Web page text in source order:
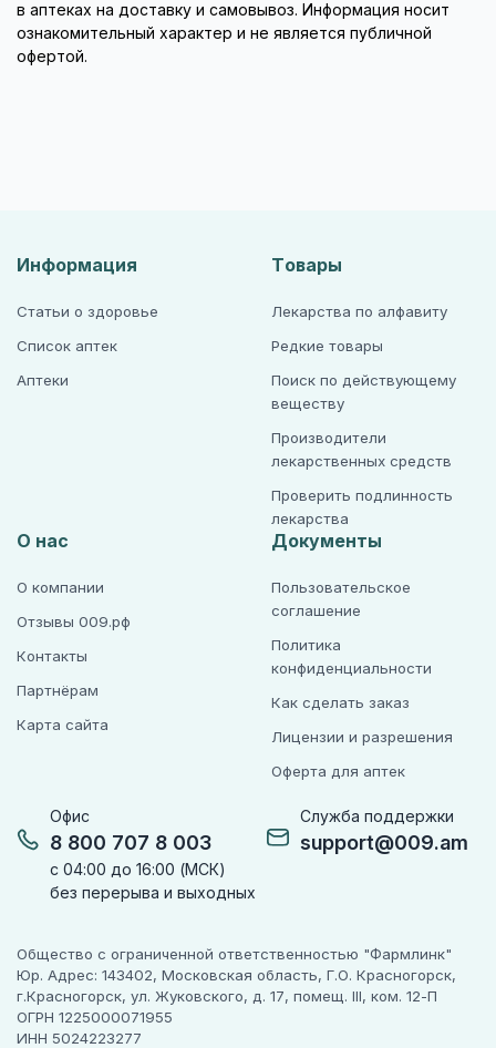
в аптеках на доставку и самовывоз. Информация носит
ознакомительный характер и не является публичной
офертой.
Офис
8 800 707 8 003
с 04:00 до 16:00 (МСК)
без перерыва и выходных
Служба поддержки
support@009.am
Информация
Статьи о здоровье
Список аптек
Аптеки
Товары
Лекарства по алфавиту
Редкие товары
Поиск по действующему
веществу
Производители
лекарственных средств
Проверить подлинность
лекарства
О нас
О компании
Отзывы 009.рф
Контакты
Партнёрам
Карта сайта
Документы
Пользовательское
соглашение
Политика
конфиденциальности
Как сделать заказ
Лицензии и разрешения
Оферта для аптек
Общество с ограниченной ответственностью "Фармлинк"
Юр. Адрес: 143402, Московская область, Г.О. Красногорск,
г.Красногорск, ул. Жуковского, д. 17, помещ. III, ком. 12-П
ОГРН 1225000071955
ИНН 5024223277